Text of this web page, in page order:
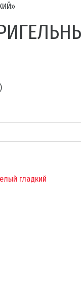
)
гладкий